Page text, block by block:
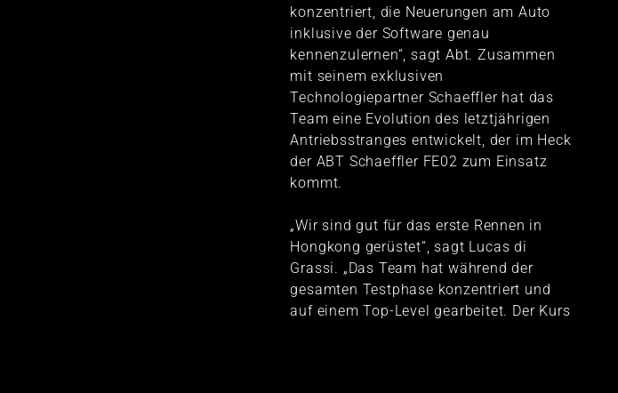
konzentriert, die Neuerungen am Auto
inklusive der Software genau
kennenzulernen“, sagt Abt. Zusammen
mit seinem exklusiven
Technologiepartner Schaeffler hat das
Team eine Evolution des letztjährigen
Antriebsstranges entwickelt, der im Heck
der ABT Schaeffler FE02 zum Einsatz
kommt.
„Wir sind gut für das erste Rennen in
Hongkong gerüstet“, sagt Lucas di
Grassi. „Das Team hat während der
gesamten Testphase konzentriert und
auf einem Top-Level gearbeitet. Der Kurs